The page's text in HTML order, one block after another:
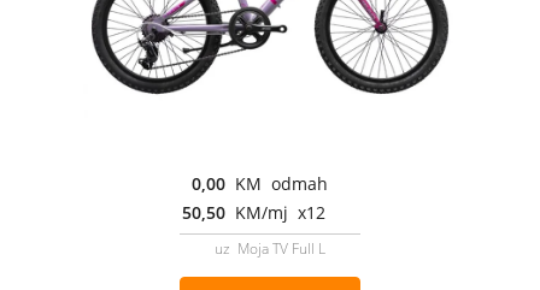
0,00 KM odmah
50,50 KM/mj x12
uz Moja TV Full L